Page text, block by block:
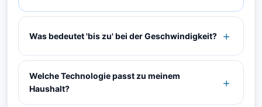
Was bedeutet 'bis zu' bei der Geschwindigkeit?
Welche Technologie passt zu meinem
Haushalt?